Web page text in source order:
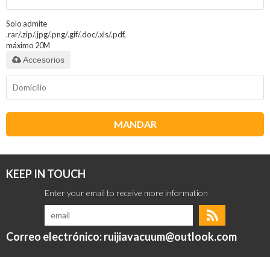
Solo admite
.rar/.zip/.jpg/.png/.gif/.doc/.xls/.pdf,
máximo 20M
Accesorios
MANDAR
KEEP IN TOUCH
Correo electrónico: ruijiavacuum@outlook.com